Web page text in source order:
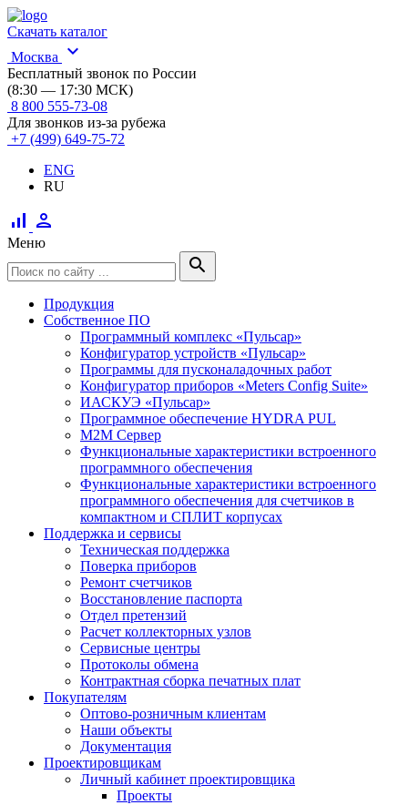
Скачать каталог
Москва
expand_more
Бесплатный звонок по России
(8:30 — 17:30 МСК)
8 800 555-73-08
Для звонков из-за рубежа
+7 (499) 649-75-72
ENG
RU
signal_cellular_alt person
Меню
search
Продукция
Собственное ПО
Программный комплекс «Пульсар»
Конфигуратор устройств «Пульсар»
Программы для пусконаладочных работ
Конфигуратор приборов «Meters Config Suite»
ИАСКУЭ «Пульсар»
Программное обеспечение HYDRA PUL
M2M Сервер
Функциональные характеристики встроенного
программного обеспечения
Функциональные характеристики встроенного
программного обеспечения для счетчиков в
компактном и СПЛИТ корпусах
Поддержка и сервисы
Техническая поддержка
Поверка приборов
Ремонт счетчиков
Восстановление паспорта
Отдел претензий
Расчет коллекторных узлов
Сервисные центры
Протоколы обмена
Контрактная сборка печатных плат
Покупателям
Оптово-розничным клиентам
Наши объекты
Документация
Проектировщикам
Личный кабинет проектировщика
Проекты